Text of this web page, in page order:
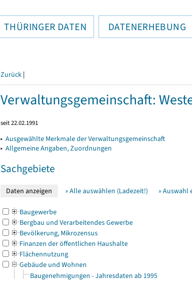
THÜRINGER DATEN DATENERHEBUNG
Zurück |
Verwaltungsgemeinschaft:
seit 22.02.1991
▸ Ausgewählte Merkmale der Verwaltungsgemeinschaft
▸ Allgemeine Angaben, Zuordnungen
Sachgebiete
» Alle auswählen (Ladezeit!) » Auswahl
Baugewerbe
Bergbau und Verarbeitendes Gewerbe
Bevölkerung, Mikrozensus
Finanzen der öffentlichen Haushalte
Flächennutzung
Gebäude und Wohnen
Baugenehmigungen - Jahresdaten ab 1995